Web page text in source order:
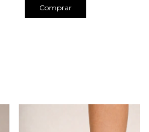
Comprar